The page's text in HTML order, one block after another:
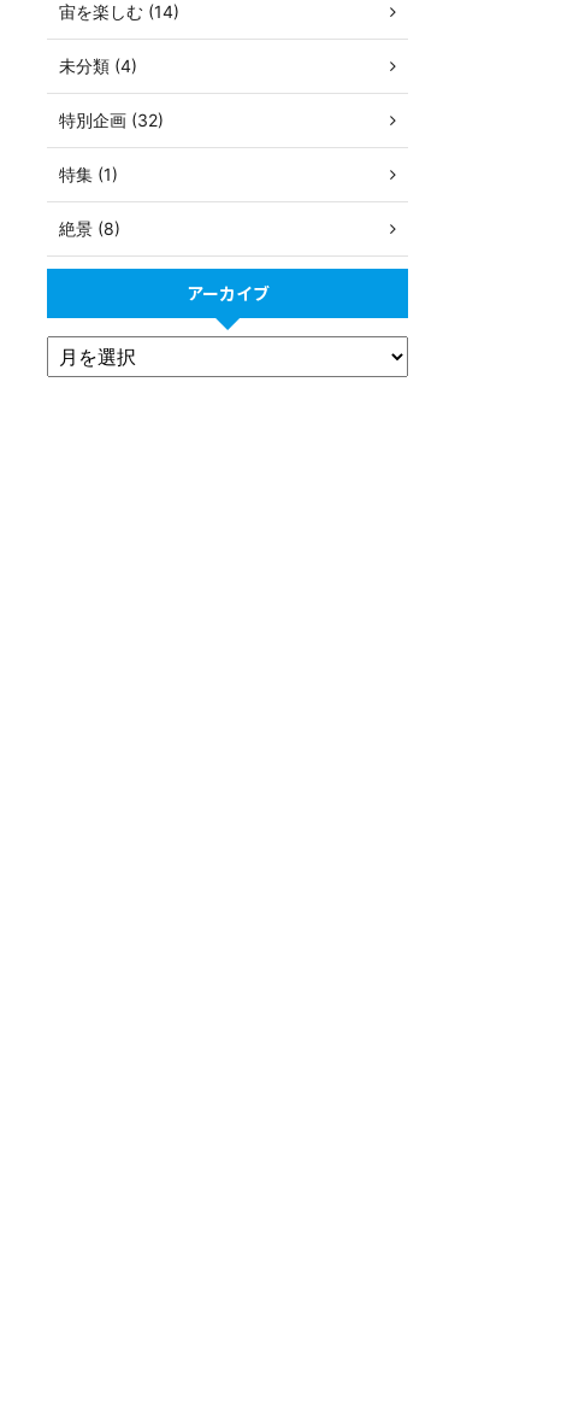
宙を楽しむ (14)
未分類 (4)
特別企画 (32)
特集 (1)
絶景 (8)
アーカイブ